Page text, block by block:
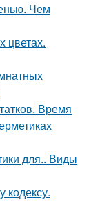
Чем
цветах.
Время
для.. Виды
кодексу.